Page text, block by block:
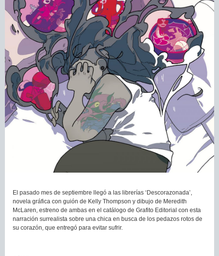
El pasado mes de septiembre llegó a las librerías ‘Descorazonada’,
novela gráfica con guión de Kelly Thompson y dibujo de Meredith
McLaren, estreno de ambas en el catálogo de Grafito Editorial con esta
narración surrealista sobre una chica en busca de los pedazos rotos de
su corazón, que entregó para evitar sufrir.